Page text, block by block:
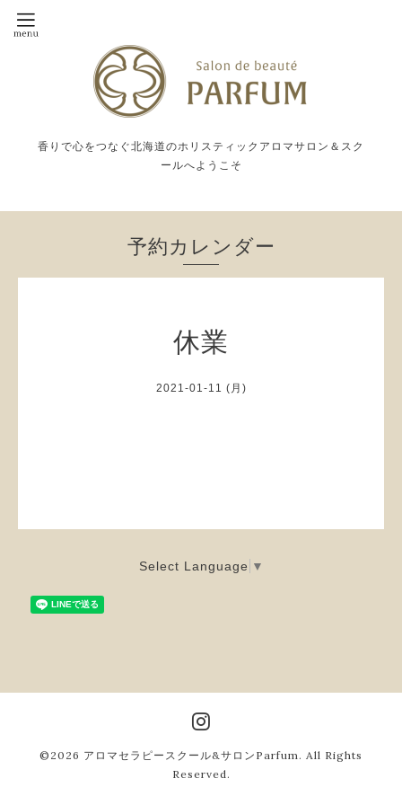
香りで心をつなぐ北海道のホリスティックアロマサロン＆スク
ールへようこそ
予約カレンダー
休業
2021-01-11 (月)
Select Language ▼
©2026 アロマセラピースクール&サロンParfum . All Rights
Reserved.